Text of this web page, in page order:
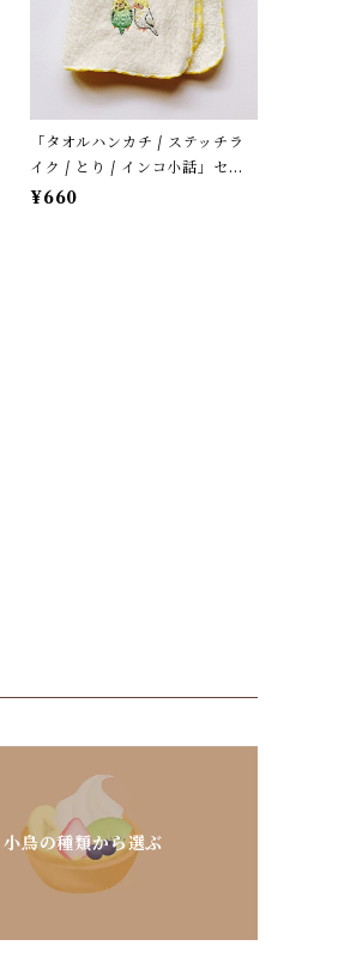
「タオルハンカチ / ステッチラ
イク / とり / インコ小話」セキ
セイ＆オカメ / 小鳥刺繍のハン
¥660
小鳥の種類から選ぶ